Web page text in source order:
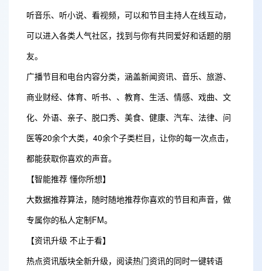
听音乐、听小说、看视频，可以和节目主持人在线互动，
可以进入各类人气社区，找到与你有共同爱好和话题的朋
友。
广播节目和电台内容分类，涵盖新闻资讯、音乐、旅游、
商业财经、体育、听书、、教育、生活、情感、戏曲、文
化、外语、亲子、脱口秀、美食、健康、汽车、法律、问
医等20余个大类，40余个子类栏目，让你的每一次点击，
都能获取你喜欢的声音。
【智能推荐 懂你所想】
大数据推荐算法，随时随地推荐你喜欢的节目和声音，做
专属你的私人定制FM。
【资讯升级 不止于看】
热点资讯版块全新升级，阅读热门资讯的同时一键转语